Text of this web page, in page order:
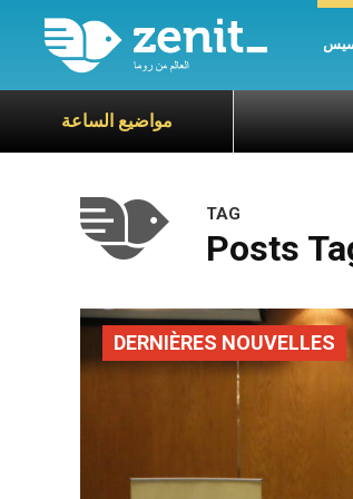
مواضيع الساعة
TAG
DERNIÈRES NOUVELLES